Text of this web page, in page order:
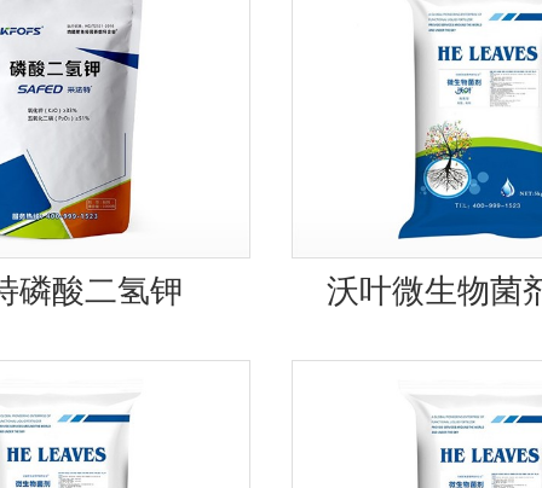
磷酸二氢钾 沃叶微生物菌